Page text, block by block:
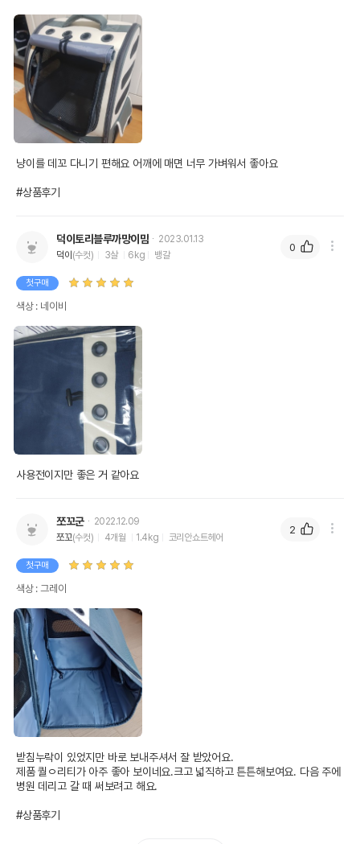
법에 의한 인증,허가 등을
받았음을 확인할수 있는
상세이미지 참조
제조자,수입품의 경우
수입자를 함께 표기
AS책임자와 전화번호
또는 소비자상담 관련
전화번호
유통기한
유통기한을 따릅니다.
냥이를 데꼬 다니기 편해요 어깨에 매면 너무 가벼워서 좋아요
#상품후기
덕이토리블루까망이맘
2023.01.13
덕이 (수컷) 3살 6kg 뱅갈
첫구매
색상 : 네이비
사용전이지만 좋은 거 같아요
0
쪼꼬군
2022.12.09
쪼꼬(수컷) 4개월 1.4kg 코리안쇼트헤어
첫구매
색상 : 그레이
받침누락이 있었지만 바로 보내주셔서 잘 받았어요.
제품 퀄ㅇ리티가 아주 좋아 보이네요.크고 넓직하고 튼튼해보여요. 다음 주에
병원 데리고 갈 때 써보려고 해요.
#상품후기
2